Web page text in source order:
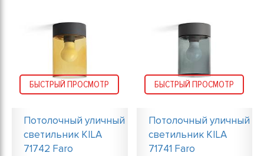
БЫСТРЫЙ ПРОСМОТР
Потолочный уличный
светильник KILA
71742 Faro
БЫСТРЫЙ ПРОСМОТР
Потолочный уличный
светильник KILA
71741 Faro